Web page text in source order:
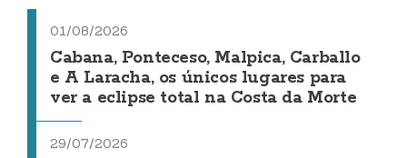
01/08/2026
Cabana, Ponteceso, Malpica, Carballo
e A Laracha, os únicos lugares para
ver a eclipse total na Costa da Morte
29/07/2026